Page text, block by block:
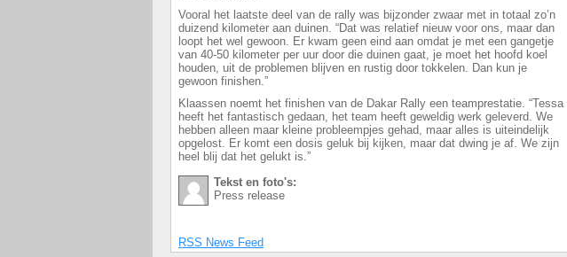
Vooral het laatste deel van de rally was bijzonder zwaar met in totaal zo’n
duizend kilometer aan duinen. “Dat was relatief nieuw voor ons, maar dan
loopt het wel gewoon. Er kwam geen eind aan omdat je met een gangetje
van 40-50 kilometer per uur door die duinen gaat, je moet het hoofd koel
houden, uit de problemen blijven en rustig door tokkelen. Dan kun je
gewoon finishen.”
Klaassen noemt het finishen van de Dakar Rally een teamprestatie. “Tessa
heeft het fantastisch gedaan, het team heeft geweldig werk geleverd. We
hebben alleen maar kleine probleempjes gehad, maar alles is uiteindelijk
opgelost. Er komt een dosis geluk bij kijken, maar dat dwing je af. We zijn
heel blij dat het gelukt is.”
Tekst en foto's:
Press release
RSS News Feed